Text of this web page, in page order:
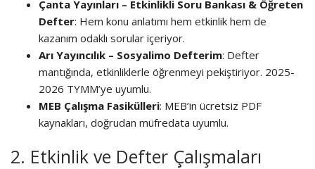
Çanta Yayınları – Etkinlikli Soru Bankası & Öğreten
Defter: Hem konu anlatımı hem etkinlik hem de
kazanım odaklı sorular içeriyor.
Arı Yayıncılık – Sosyalimo Defterim: Defter
mantığında, etkinliklerle öğrenmeyi pekiştiriyor. 2025-
2026 TYMM’ye uyumlu.
MEB Çalışma Fasikülleri: MEB’in ücretsiz PDF
kaynakları, doğrudan müfredata uyumlu.
2. Etkinlik ve Defter Çalışmaları